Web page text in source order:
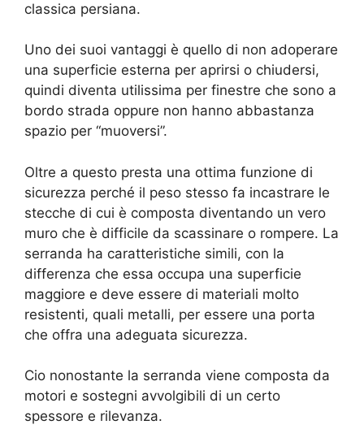
classica persiana.
Uno dei suoi vantaggi è quello di non adoperare
una superficie esterna per aprirsi o chiudersi,
quindi diventa utilissima per finestre che sono a
bordo strada oppure non hanno abbastanza
spazio per “muoversi”.
Oltre a questo presta una ottima funzione di
sicurezza perché il peso stesso fa incastrare le
stecche di cui è composta diventando un vero
muro che è difficile da scassinare o rompere. La
serranda ha caratteristiche simili, con la
differenza che essa occupa una superficie
maggiore e deve essere di materiali molto
resistenti, quali metalli, per essere una porta
che offra una adeguata sicurezza.
Cio nonostante la serranda viene composta da
motori e sostegni avvolgibili di un certo
spessore e rilevanza.